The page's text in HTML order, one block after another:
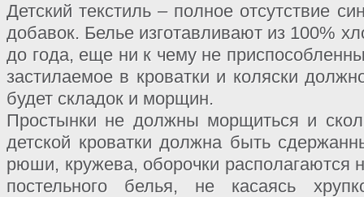
Детский текстиль – полное отсутствие
добавок. Белье изготавливают из 100%
до года, еще ни к чему не
застилаемое в кроватки и коляски
будет складок и морщин.
Простынки не должны морщиться и
детской кроватки должна быть
рюши, кружева, оборочки располагаются
постельного белья, не касаясь